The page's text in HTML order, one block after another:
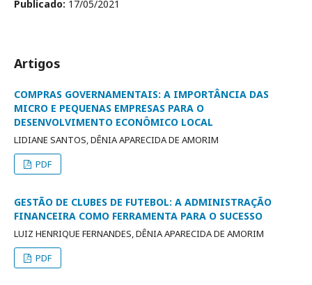
Publicado: 17/05/2021
Artigos
COMPRAS GOVERNAMENTAIS: A IMPORTÂNCIA DAS
MICRO E PEQUENAS EMPRESAS PARA O
DESENVOLVIMENTO ECONÔMICO LOCAL
LIDIANE SANTOS, DÊNIA APARECIDA DE AMORIM
PDF
GESTÃO DE CLUBES DE FUTEBOL: A ADMINISTRAÇÃO
FINANCEIRA COMO FERRAMENTA PARA O SUCESSO
LUIZ HENRIQUE FERNANDES, DÊNIA APARECIDA DE AMORIM
PDF